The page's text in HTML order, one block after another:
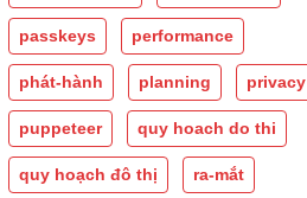
passkeys performance
phát-hành planning privacy
puppeteer quy hoach do thi
quy hoạch đô thị ra-mắt